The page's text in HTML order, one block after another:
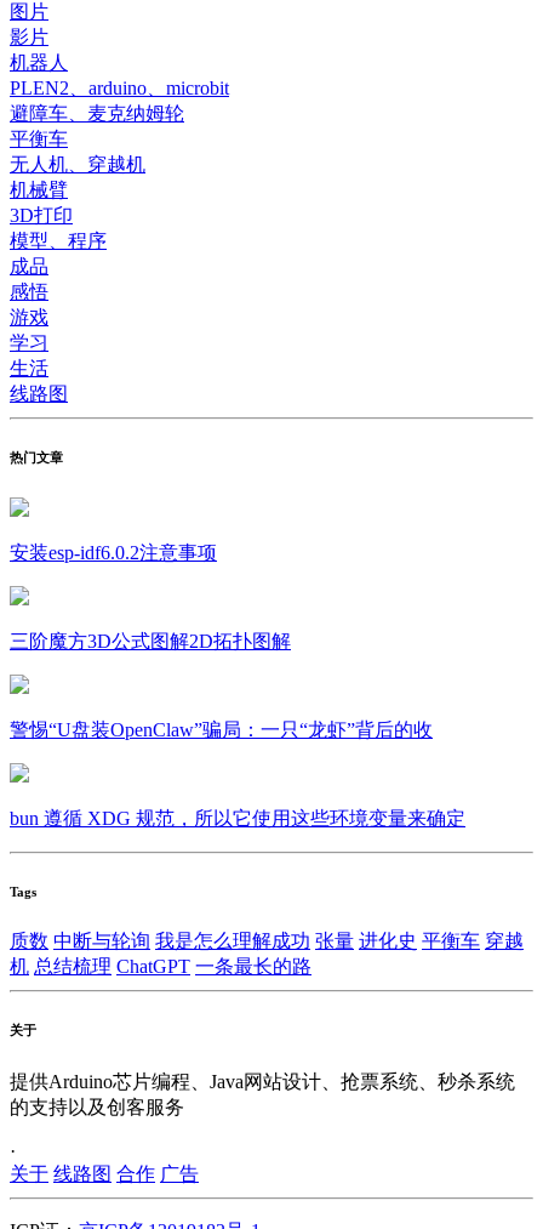
图片
影片
机器人
PLEN2、arduino、microbit
避障车、麦克纳姆轮
平衡车
无人机、穿越机
机械臂
3D打印
模型、程序
成品
感悟
游戏
学习
生活
线路图
热门文章
安装esp-idf6.0.2注意事项
三阶魔方3D公式图解2D拓扑图解
警惕“U盘装OpenClaw”骗局：一只“龙虾”背后的收
bun 遵循 XDG 规范，所以它使用这些环境变量来确定
Tags
质数 中断与轮询 我是怎么理解成功 张量 进化史 平衡车 穿越
机 总结梳理 ChatGPT 一条最长的路
关于
提供Arduino芯片编程、Java网站设计、抢票系统、秒杀系统
的支持以及创客服务
·
关于 线路图 合作 广告